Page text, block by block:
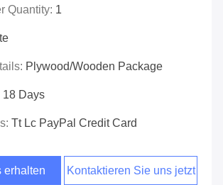
Quantity: 1
Plywood/wooden Package
18 Days
Tt Lc PayPal Credit Card
erhalten Kontaktieren Sie uns jetzt